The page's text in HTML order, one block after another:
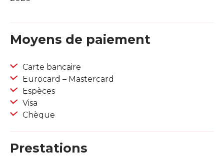
Moyens de paiement
Carte bancaire
Eurocard – Mastercard
Espèces
Visa
Chèque
Prestations